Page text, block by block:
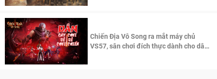
Chiến Địa Vô Song ra mắt máy chủ
VS57, sân chơi đích thực dành cho dân